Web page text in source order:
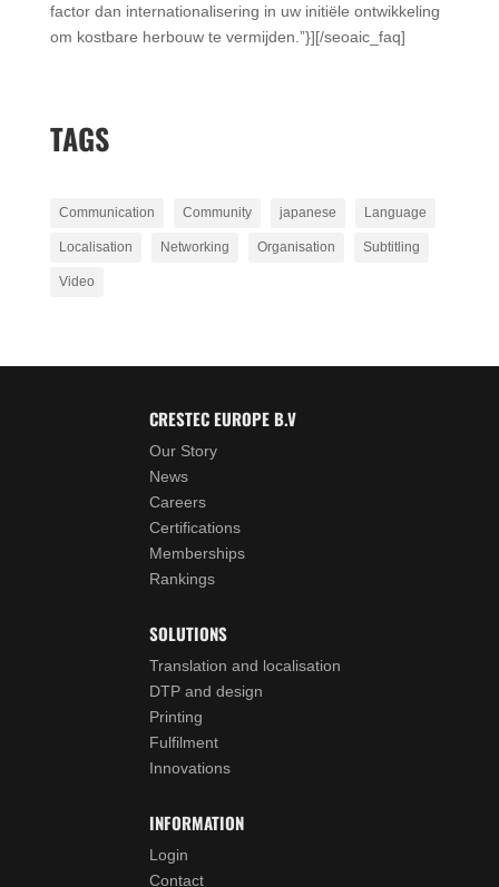
factor dan internationalisering in uw initiële ontwikkeling
om kostbare herbouw te vermijden.”}][/seoaic_faq]
TAGS
Communication Community japanese Language
Localisation Networking Organisation Subtitling
Video
CRESTEC EUROPE B.V
Our Story
News
Careers
Certifications
Memberships
Rankings
SOLUTIONS
Translation and localisation
DTP and design
Printing
Fulfilment
Innovations
INFORMATION
Login
Contact